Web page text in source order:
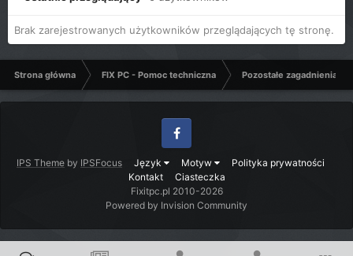
Brak zarejestrowanych użytkowników przeglądających tę stronę.
Strona główna FIX PC - Pomoc techniczna Pozostałe zagadnienia
IPS Theme by IPSFocus Język Motyw
Polityka prywatności
Kontakt
Ciasteczka
Facebook
Fixitpc.pl 2010-2026
Powered by Invision Community